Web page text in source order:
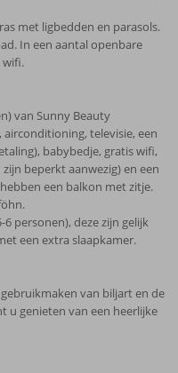
met ligbedden en parasols.
In een aantal openbare
wifi.
van Sunny Beauty
televisie, een
babybedje, gratis wifi,
beperkt aanwezig) en een
een balkon met zitje.
personen), deze zijn gelijk
een extra slaapkamer.
van biljart en de
u genieten van een heerlijke